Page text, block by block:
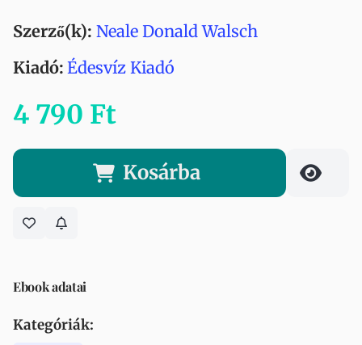
Szerző(k): Neale Donald Walsch
Kiadó: Édesvíz Kiadó
4 790 Ft
Kosárba
Ebook adatai
Kategóriák: